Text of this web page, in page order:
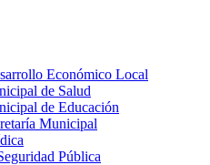
Económico Local
de Salud
de Educación
Municipal
Pública